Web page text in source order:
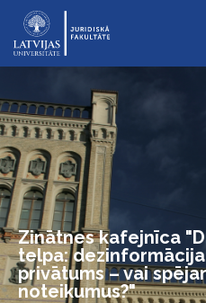
Zinātnes kafejnīca
telpa:
privātums – vai
noteikumus?"